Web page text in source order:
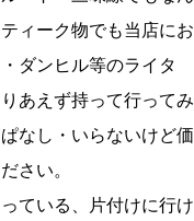
ィーク物でも当店にお
ダンヒル等のライタ
あえず持って行ってみ
なし・いらないけど価
さい。
ている、片付けに行け